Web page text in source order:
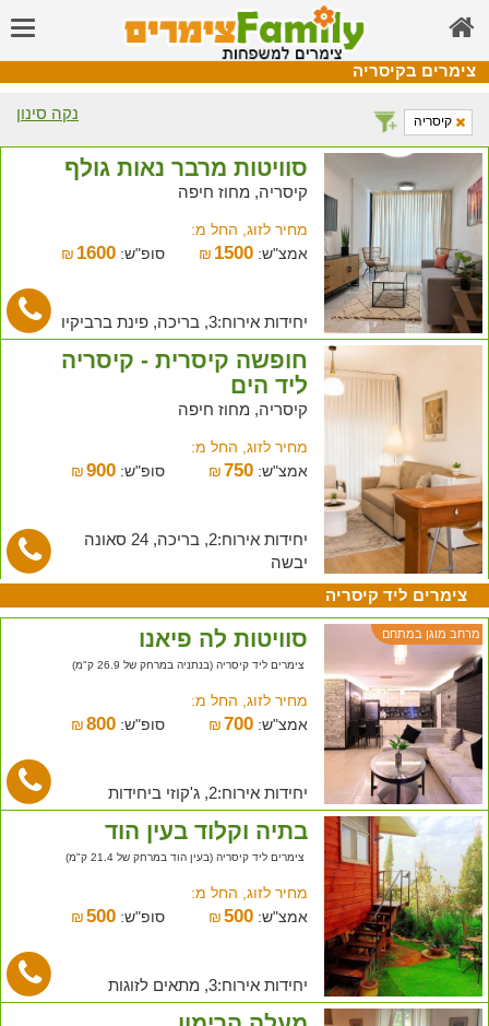
צימרים בקיסריה
נקה סינון קיסריה
סוויטות מרבר נאות גולף
קיסריה, מחוז חיפה
מחיר לזוג, החל מ:
אמצ"ש:
₪ 1500 סופ"ש: ₪ 1600
יחידות אירוח:3, בריכה, פינת ברביקיו
חופשה קיסרית - קיסריה
ליד הים
קיסריה, מחוז חיפה
מחיר לזוג, החל מ:
אמצ"ש:
₪750 סופ"ש: ₪ 900
יחידות אירוח:2, בריכה, 24 סאונה
יבשה
צימרים ליד קיסריה
מרחב מוגן במתחם סוויטות לה פיאנו
צימרים ליד קיסריה (בנתניה במרחק של 26.9 ק"מ)
מחיר לזוג, החל מ:
אמצ"ש:
₪700 סופ"ש: ₪ 800
יחידות אירוח:2, ג'קוזי ביחידות
בתיה וקלוד בעין הוד
צימרים ליד קיסריה (בעין הוד במרחק של 21.4 ק"מ)
מחיר לזוג, החל מ:
אמצ"ש:
₪500 סופ"ש: ₪ 500
יחידות אירוח:3, מתאים לזוגות